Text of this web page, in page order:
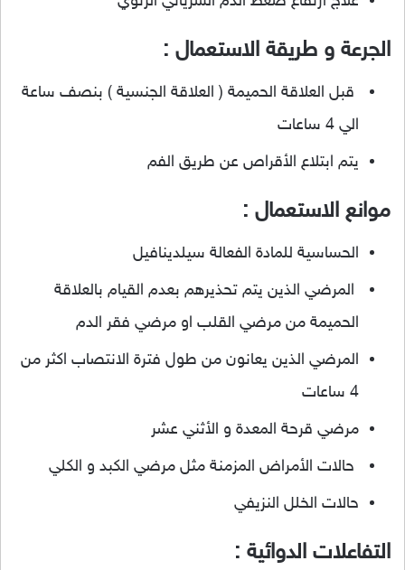
الجرعة و طريقة الاستعمال :
قبل العلاقة الحميمة ( العلاقة الجنسية ) بنصف ساعة
الي 4 ساعات
يتم ابتلاع الأقراص عن طريق الفم
موانع الاستعمال :
الحساسية للمادة الفعالة سيلدينافيل
المرضي الذين يتم تحذيرهم بعدم القيام بالعلاقة
الحميمة من مرضي القلب او مرضي فقر الدم
المرضي الذين يعانون من طول فترة الانتصاب اكثر من
4 ساعات
مرضي قرحة المعدة و الأثني عشر
حالات الأمراض المزمنة مثل مرضي الكبد و الكلي
حالات الخلل النزيفي
التفاعلات الدوائية :